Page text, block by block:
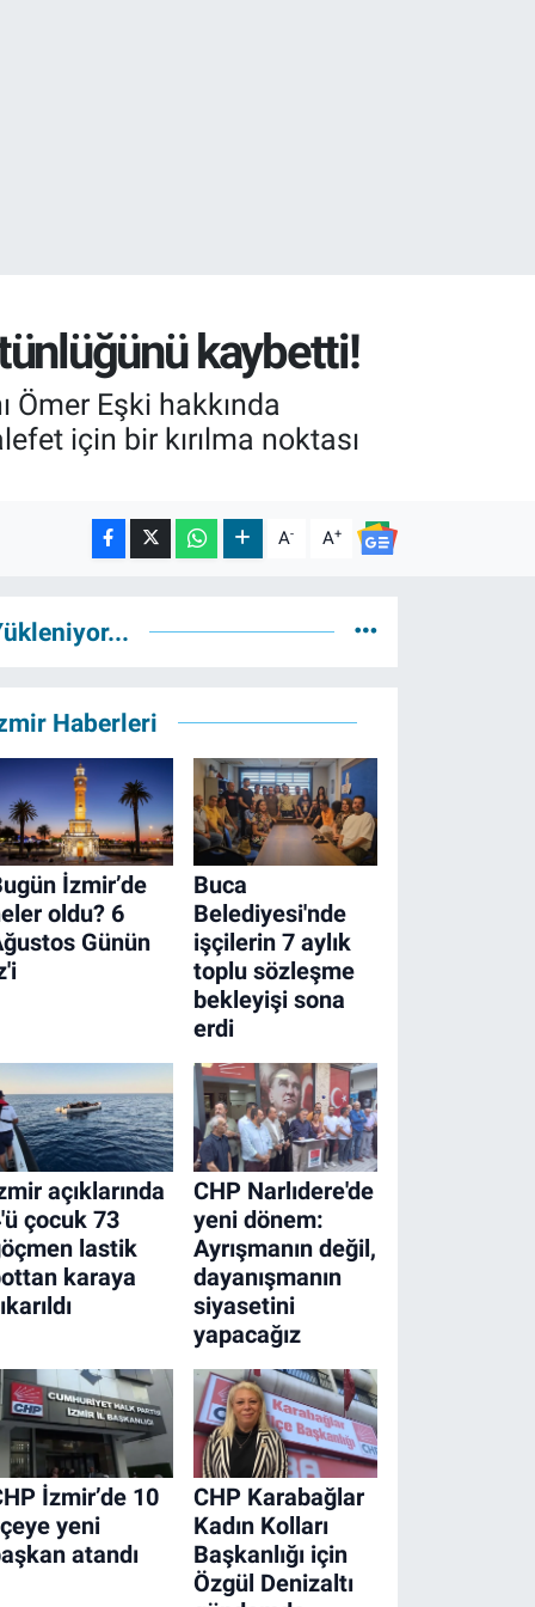
kaybetti!
Ömer Eşki hakkında
için bir kırılma noktası
A- A+
Haberleri
İzmir’de
oldu? 6
Günün
Buca
Belediyesi'nde
işçilerin 7 aylık
toplu sözleşme
bekleyişi sona
erdi
açıklarında
çocuk 73
lastik
karaya
CHP Narlıdere'de
yeni dönem:
Ayrışmanın değil,
dayanışmanın
siyasetini
yapacağız
İzmir’de 10
yeni
atandı
CHP Karabağlar
Kadın Kolları
Başkanlığı için
Özgül Denizaltı